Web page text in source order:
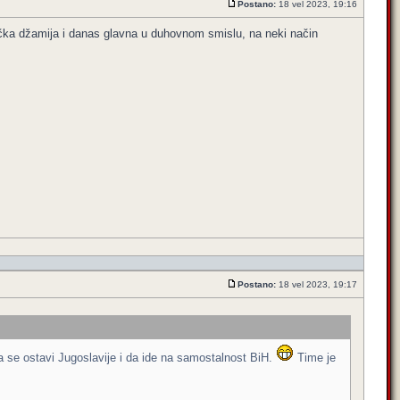
Postano: 18 vel 2023, 19:16
džamija i danas glavna u duhovnom smislu, na neki način
Postano: 18 vel 2023, 19:17
se ostavi Jugoslavije i da ide na samostalnost BiH. Time je